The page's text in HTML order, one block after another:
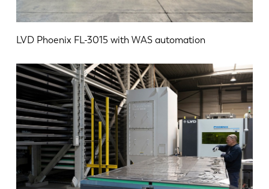
LVD Phoenix FL-3015 with WAS automation